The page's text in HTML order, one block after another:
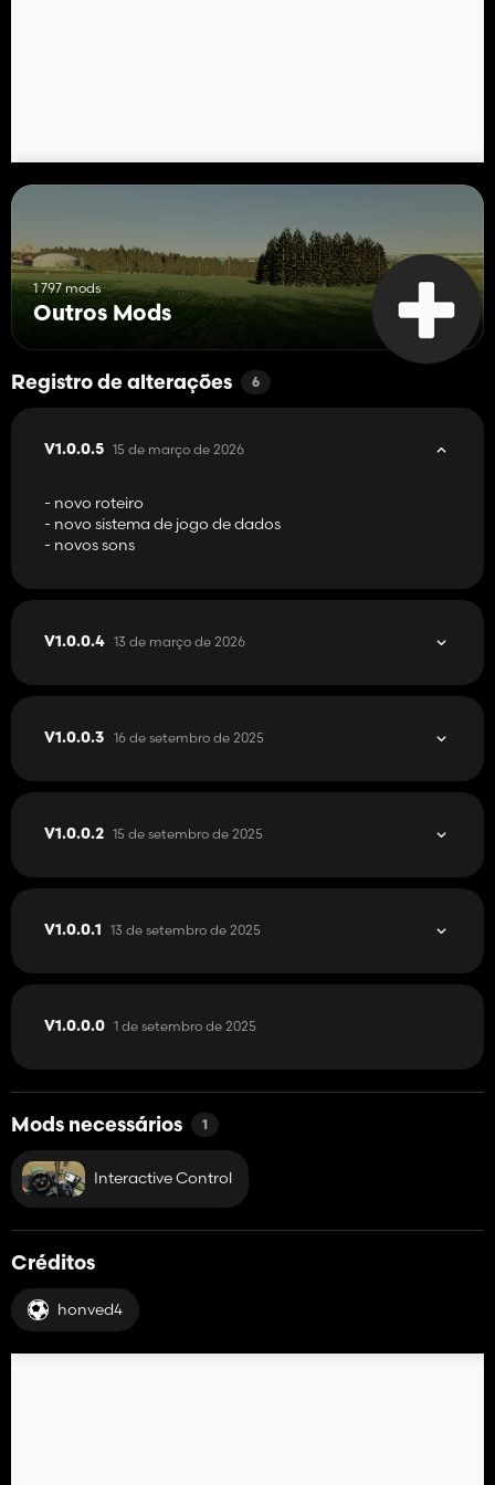
1 797 mods
Outros Mods
Registro de alterações 6
V1.0.0.5 15 de março de 2026
- novo roteiro
- novo sistema de jogo de dados
- novos sons
V1.0.0.4 13 de março de 2026
V1.0.0.3 16 de setembro de 2025
V1.0.0.2 15 de setembro de 2025
V1.0.0.1 13 de setembro de 2025
V1.0.0.0 1 de setembro de 2025
Mods necessários 1
Interactive Control
Créditos
honved4